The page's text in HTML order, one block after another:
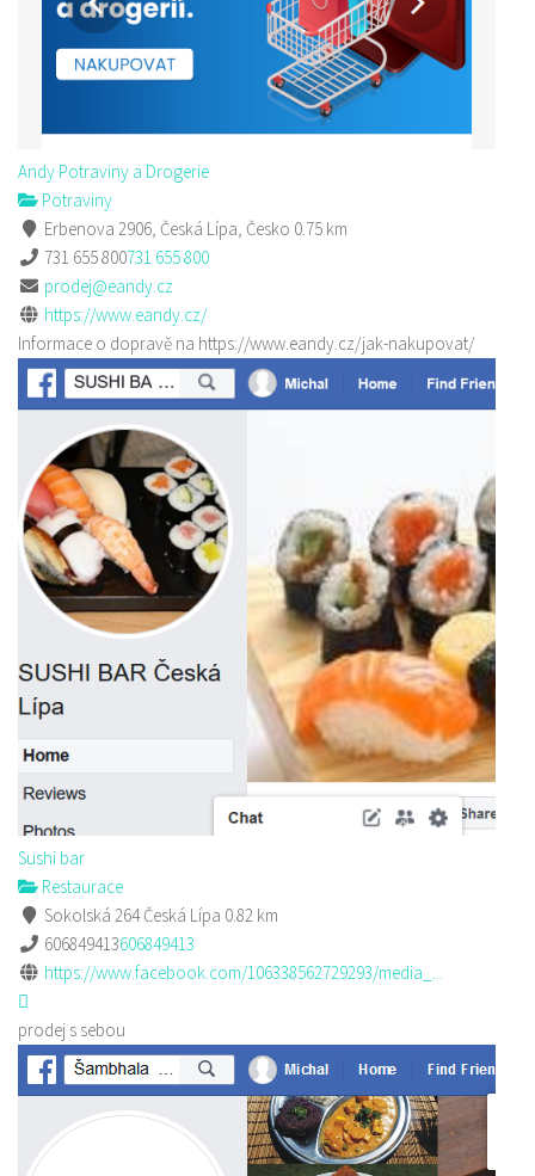
Andy Potraviny a Drogerie
Potraviny
Erbenova 2906, Česká Lípa, Česko 0.75 km
731 655 800731 655 800
prodej@eandy.cz
https://www.eandy.cz/
Informace o dopravě na https://www.eandy.cz/jak-nakupovat/
Sushi bar
Restaurace
Sokolská 264 Česká Lípa 0.82 km
606849413606849413
https://www.facebook.com/106338562729293/media_...
prodej s sebou